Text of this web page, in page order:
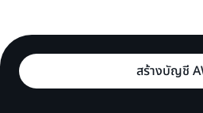
สร้างบัญชี